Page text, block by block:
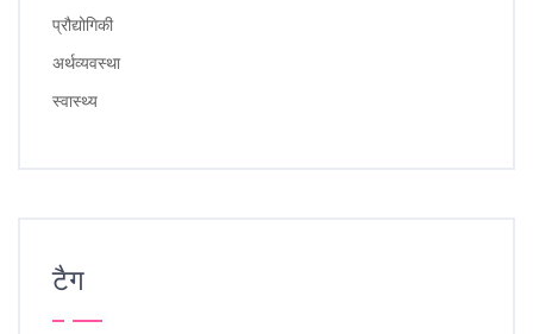
प्रौद्योगिकी
अर्थव्यवस्था
स्वास्थ्य
टैग